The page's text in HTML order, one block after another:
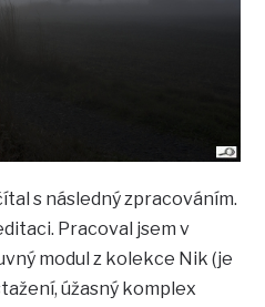
s následný zpracováním.
Pracoval jsem v
modul z kolekce Nik (je
úžasný komplex